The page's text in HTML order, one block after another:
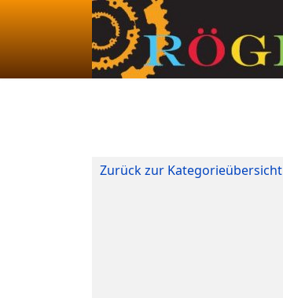
Zurück zur Kategorieübersicht